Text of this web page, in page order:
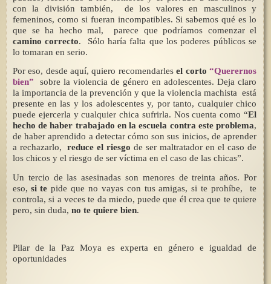
con la división también, de los valores en masculinos y
femeninos, como si fueran incompatibles. Si sabemos qué es lo
que se ha hecho mal, parece que podríamos comenzar el
camino correcto. Sólo haría falta que los poderes públicos se
lo tomaran en serio.
Por eso, desde aquí, quiero recomendarles el corto “Querernos
bien”
sobre la violencia de género en adolescentes. Deja claro
la importancia de la prevención y que la violencia machista está
presente en las y los adolescentes y, por tanto, cualquier chico
puede ejercerla y cualquier chica sufrirla. Nos cuenta como “El
hecho de haber trabajado en la escuela contra este problema,
de haber aprendido a detectar cómo son sus inicios, de aprender
a rechazarlo, reduce el riesgo de ser maltratador en el caso de
los chicos y el riesgo de ser víctima en el caso de las chicas”.
Un tercio de las asesinadas son menores de treinta años. Por
eso, si te pide que no vayas con tus amigas, si te prohíbe, te
controla, si a veces te da miedo, puede que él crea que te quiere
pero, sin duda, no te quiere bien.
Pilar de la Paz Moya es experta en género e igualdad de
oportunidades